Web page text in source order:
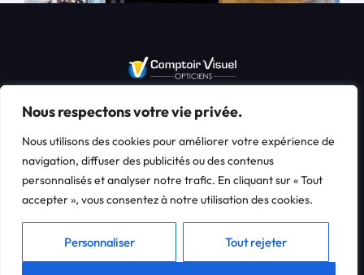
Nous respectons votre vie privée.
Nous utilisons des cookies pour améliorer votre expérience de
navigation, diffuser des publicités ou des contenus
personnalisés et analyser notre trafic. En cliquant sur « Tout
accepter », vous consentez à notre utilisation des cookies.
Personnaliser Tout rejeter
Équipements optiques, lentilles de contact, solaires, bilan visuel, tables
de téléophtalmologie
Copyright © 2026 Comptoir Visuel | Mutuelle Familiale des Oeuvres
Sociales. CréationStudio Limonade.
Actualités
Contact Aide & FAQ
Mentions légales